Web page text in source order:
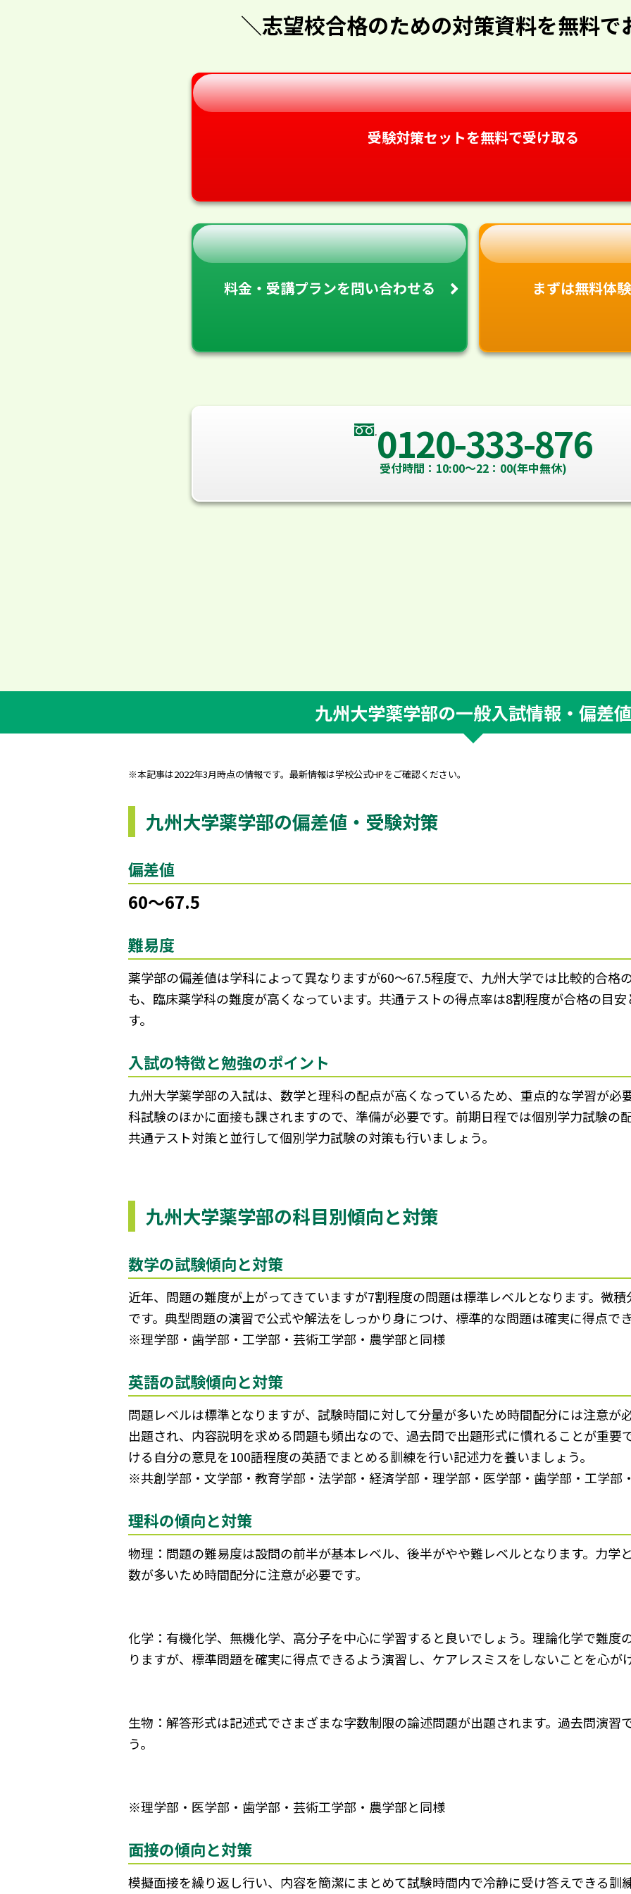
＼志望校合格のための対策資料を無料で
受験対策セットを無料で受け取る
料金・受講プランを問い合わせる まずは無料体験
0120-333-876
受付時間：10:00～22：00(年中無休)
九州大学薬学部の一般入試情報・偏差値
※本記事は2022年3月時点の情報です。最新情報は学校公式HPをご確認ください。
九州大学薬学部の偏差値・受験対策
偏差値
60～67.5
難易度
薬学部の偏差値は学科によって異なりますが60～67.5程度で、九州大学では比較的合格
も、臨床薬学科の難度が高くなっています。共通テストの得点率は8割程度が合格の目
す。
入試の特徴と勉強のポイント
九州大学薬学部の入試は、数学と理科の配点が高くなっているため、重点的な学習が必
科試験のほかに面接も課されますので、準備が必要です。前期日程では個別学力試験の
共通テスト対策と並行して個別学力試験の対策も行いましょう。
九州大学薬学部の科目別傾向と対策
数学の試験傾向と対策
近年、問題の難度が上がってきていますが7割程度の問題は標準レベルとなります。微
です。典型問題の演習で公式や解法をしっかり身につけ、標準的な問題は確実に得点で
※理学部・歯学部・工学部・芸術工学部・農学部と同様
英語の試験傾向と対策
問題レベルは標準となりますが、試験時間に対して分量が多いため時間配分には注意が
出題され、内容説明を求める問題も頻出なので、過去問で出題形式に慣れることが重要
ける自分の意見を100語程度の英語でまとめる訓練を行い記述力を養いましょう。
※共創学部・文学部・教育学部・法学部・経済学部・理学部・医学部・歯学部・工学部
理科の傾向と対策
物理：問題の難易度は設問の前半が基本レベル、後半がやや難レベルとなります。力学
数が多いため時間配分に注意が必要です。
化学：有機化学、無機化学、高分子を中心に学習すると良いでしょう。理論化学で難度
りますが、標準問題を確実に得点できるよう演習し、ケアレスミスをしないことを心が
生物：解答形式は記述式でさまざまな字数制限の論述問題が出題されます。過去問演習
う。
※理学部・医学部・歯学部・芸術工学部・農学部と同様
面接の傾向と対策
模擬面接を繰り返し行い、内容を簡潔にまとめて試験時間内で冷静に受け答えできる訓